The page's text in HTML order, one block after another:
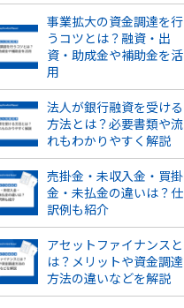
事業拡大の資金調達を行
うコツとは？融資・出
資・助成金や補助金を活
用
法人が銀行融資を受ける
方法とは？必要書類や流
れもわかりやすく解説
売掛金・未収入金・買掛
金・未払金の違いは？仕
訳例も紹介
アセットファイナンスと
は？メリットや資金調達
方法の違いなどを解説